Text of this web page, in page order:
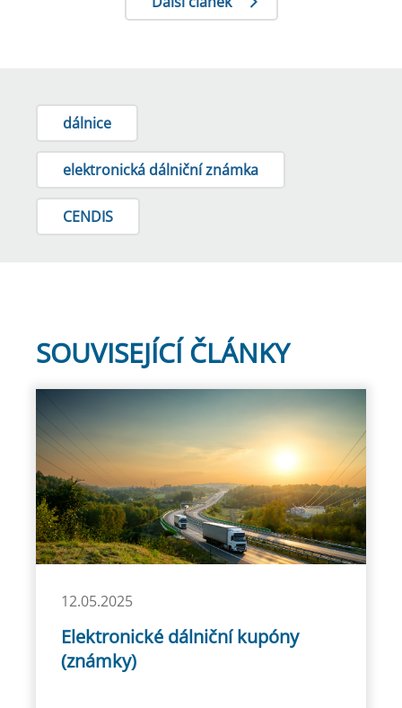
dálnice
elektronická dálniční známka
CENDIS
SOUVISEJÍCÍ ČLÁNKY
12.05.2025
Elektronické dálniční kupóny
(známky)